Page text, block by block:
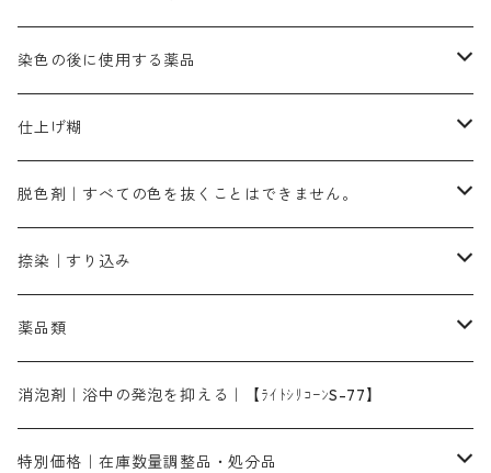
染料一覧ー100g入り
染料一覧ー500g入り
1kg
ピンクMB｜ピンク色
ローズMB｜鮮やかなピンク色）
スカイブルーMG｜緑みの空色
ターキスブルーHNG｜緑みの空色
グリーンMB｜緑色
ダークブロンMFB｜こげ茶色
ブロンHNR｜こげ茶色
黒色系
ブラックMK（赤みの黒色）
ブラックMG（青みの黒色）
白色系（定番の色合い）
ネオホワイトR
霧島産・晩秋茶｜黄金色（赤みの黄色）｜準備中
ローダミンB｜赤紫色｜マゼンダ色
摺込み刷毛（スリコミハケ）ー冬毛（柔らかいタイプ）
片羽刷毛
ローケツ用筆｜1本～販売
ローケツ用筆ー10%off｜20本セットお取り寄せ品
洋型紙（9番手｜中薄口、10番手｜中厚口）
有償サンプル品｜約20cm×27cm
洋型紙9番手｜中薄口｜約54cm×110cm
張木｜入荷待ち
伸子
型洗いブラシ
糊落とし剤｜ソルベンCA
濃染処理剤｜ソルバックスPS－900
染料の吸収促進剤
酢酸｜絹・羊毛・ナイロンに使用する
芒硝｜綿・麻の染色に使用する。
染料のムラ染め抑制剤（均染剤）
アゾリン200％｜綿・麻・絹・羊毛・ナイロンの染色
レオニールEHC｜反応染料用
染料の浸透剤
ソルバライトS-70｜各種繊維の浸し染めに使用可能
染料の定着向上剤
ライトフィックスAコンク｜綿・麻もしくは直接染料で染めた素材
シルクフィックス３A｜絹の染料定着向上剤
アルカリ剤｜反応染料用
ソーダ灰
染料溶解剤
セレナゾールPDN｜各種染料の染料溶解剤
染色の後に使用する薬品
ソーピング剤｜未定着の染料を除去すること
ネオポールB－300｜反応染料のソーピング剤
仕上げ剤｜柔軟・平滑剤
白場汚染防止剤
仕上げ糊
カルボキシメチルセルロース（CMC）
海藻系
たんぱく質系
化学糊（PVA）
防腐剤｜アルカリ性
脱色剤｜すべての色を抜くことはできません。
脱色剤
全体脱色｜ハイドロサルファイトコンク
部分脱色｜デグロリンSコンク
脱色助剤｜浸透・複色抑制剤
メイプロガムNP｜にじみ防止剤
アミラヂンD｜浸透・複色抑制剤
捺染｜すり込み
染料溶解剤｜染料の均一な浸透・吸着を補助する
捺染糊
メイプロガムNP（綿・麻・絹用｜直接・酸性・含金染料用）
白場汚染防止剤｜ソーピング剤｜水洗する際の再汚染防止剤
薬品類
ア行
カ行
消泡剤｜浴中の発泡を抑える｜【ﾗｲﾄｼﾘｺｰﾝS-77】
特別価格｜在庫数量調整品・処分品